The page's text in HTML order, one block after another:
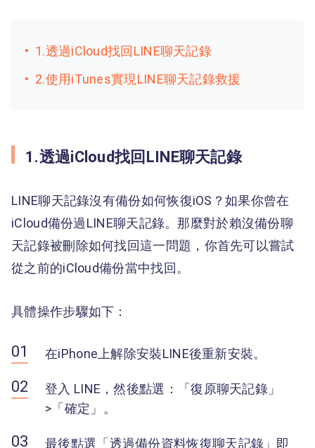
1.透過iCloud找回LINE聊天記錄
2.使用iTunes實現LINE聊天記錄救援
1.透過iCloud找回LINE聊天記錄
LINE聊天記錄沒有備份如何恢復iOS？如果你曾在
iCloud備份過LINE聊天記錄。那麼對於賴沒備份聊
天記錄被刪除如何找回這一問題，你首先可以嘗試
從之前的iCloud備份當中找回。
具體操作步驟如下：
在iPhone上解除安裝LINE後重新安裝。
登入 LINE，然後點選：「復原聊天記錄」
>「確定」。
最後點選「透過備份資料恢復聊天記錄」即